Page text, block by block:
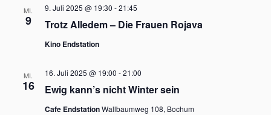
MI.
9 Trotz Alledem – Die Frauen Rojava
9. Juli 2025 @ 19:30 -21:45
Kino Endstation
MI.
16 Ewig kann’s nicht Winter sein
16. Juli 2025 @ 19:00 -21:00
Cafe EndstationWallbaumweg 108, Bochum